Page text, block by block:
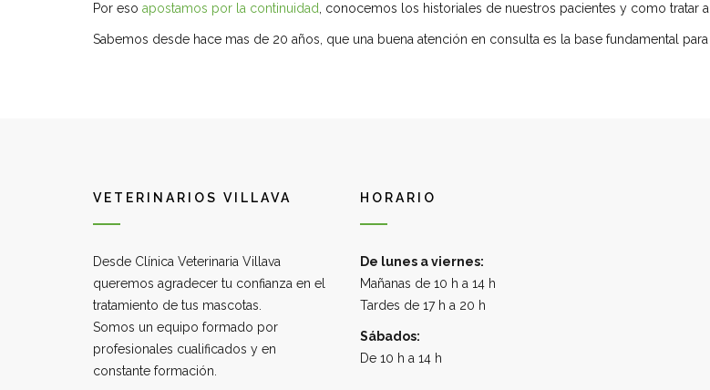
Por eso apostamos por la continuidad , conocemos los historiales de nuestros pacientes y como tratar
Sabemos desde hace mas de 20 años, que una buena atención en consulta es la base fundamental
VETERINARIOS VILLAVA
Desde Clínica Veterinaria Villava
queremos agradecer tu confianza en el
tratamiento de tus mascotas.
Somos un equipo formado por
profesionales cualificados y en
constante formación.
HORARIO
De lunes a viernes:
Mañanas de 10 h a 14 h
Tardes de 17 h a 20 h
Sábados:
De 10 h a 14 h